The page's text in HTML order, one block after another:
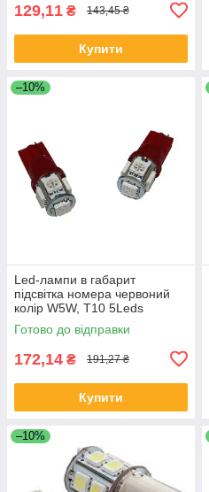
129,11 ₴ 143,45 ₴
Купити
–10%
Led-лампи в габарит
підсвітка номера червоний
колір W5W, Т10 5Leds
5050SMD, 12V.
Готово до відправки
172,14 ₴ 191,27 ₴
Купити
–10%